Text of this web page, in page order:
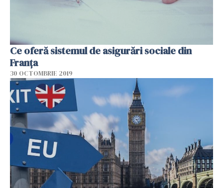
Ce oferă sistemul de asigurări sociale din
Franța
30 OCTOMBRIE 2019